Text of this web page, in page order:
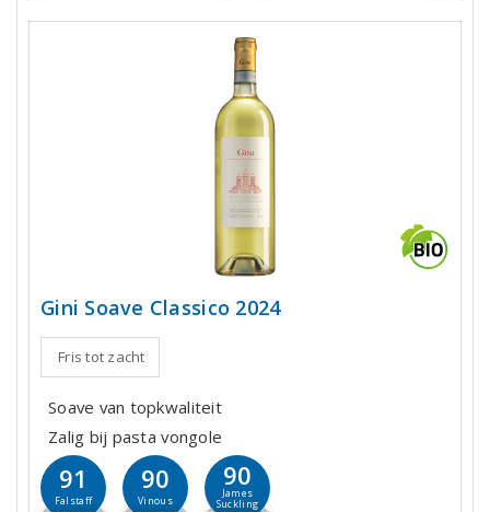
Gini Soave Classico 2024
Fris tot zacht
Soave van topkwaliteit
Zalig bij pasta vongole
91
Falstaff
90
Vinous
90
James
Suckling